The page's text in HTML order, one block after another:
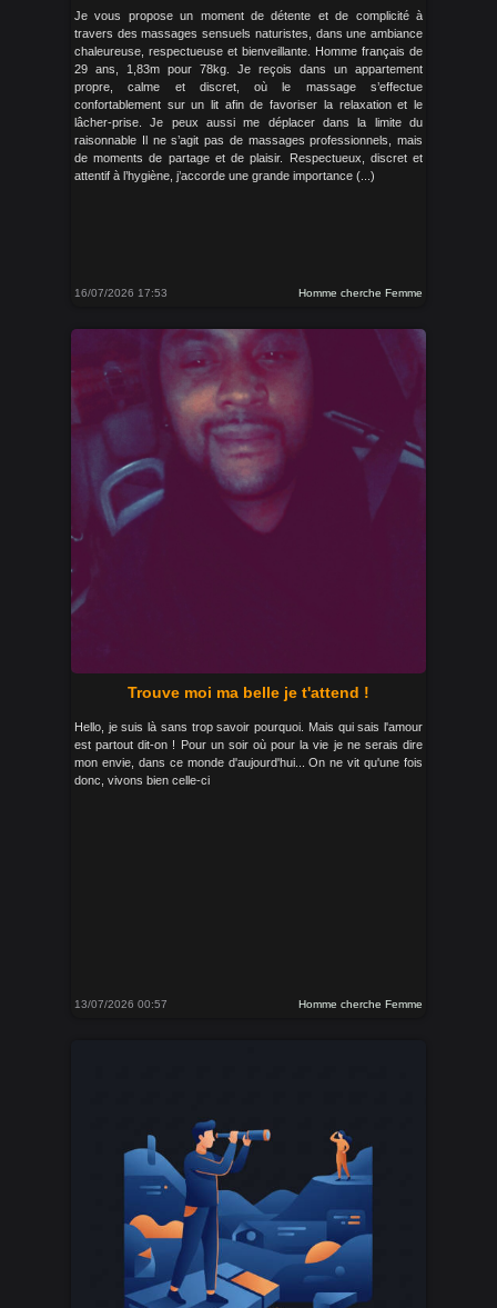
Je vous propose un moment de détente et de complicité à
travers des massages sensuels naturistes, dans une ambiance
chaleureuse, respectueuse et bienveillante. Homme français de
29 ans, 1,83m pour 78kg. Je reçois dans un appartement
propre, calme et discret, où le massage s’effectue
confortablement sur un lit afin de favoriser la relaxation et le
lâcher-prise. Je peux aussi me déplacer dans la limite du
raisonnable Il ne s’agit pas de massages professionnels, mais
de moments de partage et de plaisir. Respectueux, discret et
attentif à l’hygiène, j’accorde une grande importance (...)
16/07/2026 17:53 Homme cherche Femme
Trouve moi ma belle je t'attend !
Hello, je suis là sans trop savoir pourquoi. Mais qui sais l'amour
est partout dit-on ! Pour un soir où pour la vie je ne serais dire
mon envie, dans ce monde d'aujourd'hui... On ne vit qu'une fois
donc, vivons bien celle-ci
13/07/2026 00:57 Homme cherche Femme